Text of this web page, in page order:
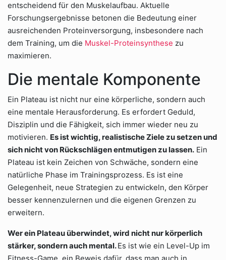
entscheidend für den Muskelaufbau. Aktuelle
Forschungsergebnisse betonen die Bedeutung einer
ausreichenden Proteinversorgung, insbesondere nach
dem Training, um die Muskel-Proteinsynthese zu
maximieren.
Die mentale Komponente
Ein Plateau ist nicht nur eine körperliche, sondern auch
eine mentale Herausforderung. Es erfordert Geduld,
Disziplin und die Fähigkeit, sich immer wieder neu zu
motivieren. Es ist wichtig, realistische Ziele zu setzen und
sich nicht von Rückschlägen entmutigen zu lassen. Ein
Plateau ist kein Zeichen von Schwäche, sondern eine
natürliche Phase im Trainingsprozess. Es ist eine
Gelegenheit, neue Strategien zu entwickeln, den Körper
besser kennenzulernen und die eigenen Grenzen zu
erweitern.
Wer ein Plateau überwindet, wird nicht nur körperlich
stärker, sondern auch mental.Es ist wie ein Level-Up im